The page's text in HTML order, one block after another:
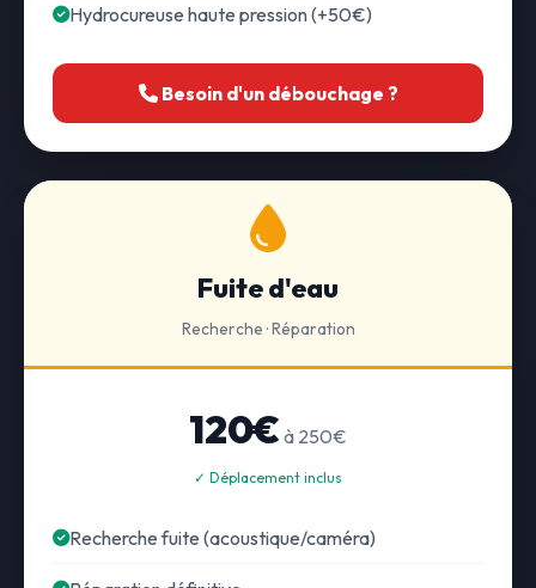
Hydrocureuse haute pression (+50€)
Besoin d'un débouchage ?
Fuite d'eau
Recherche · Réparation
120€ à 250€
✓ Déplacement inclus
Recherche fuite (acoustique/caméra)